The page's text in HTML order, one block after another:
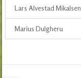
Lars Alvestad Mikalsen
Marius Dulgheru